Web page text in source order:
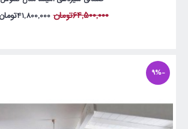
64,500,000تومان 41,800,000تومان
-9%